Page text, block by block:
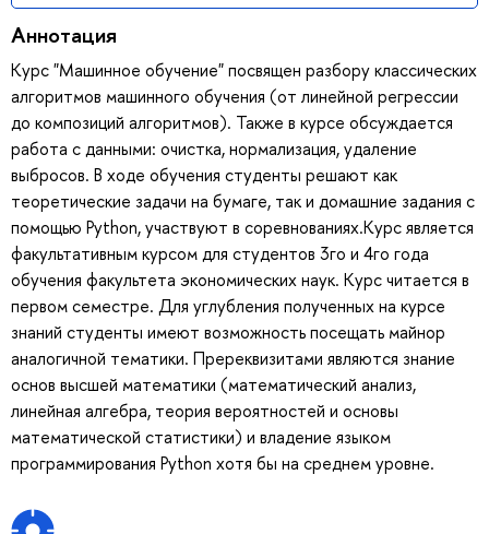
Аннотация
Курс "Машинное обучение" посвящен разбору классических
алгоритмов машинного обучения (от линейной регрессии
до композиций алгоритмов). Также в курсе обсуждается
работа с данными: очистка, нормализация, удаление
выбросов. В ходе обучения студенты решают как
теоретические задачи на бумаге, так и домашние задания с
помощью Python, участвуют в соревнованиях.Курс является
факультативным курсом для студентов 3го и 4го года
обучения факультета экономических наук. Курс читается в
первом семестре. Для углубления полученных на курсе
знаний студенты имеют возможность посещать майнор
аналогичной тематики. Пререквизитами являются знание
основ высшей математики (математический анализ,
линейная алгебра, теория вероятностей и основы
математической статистики) и владение языком
программирования Python хотя бы на среднем уровне.